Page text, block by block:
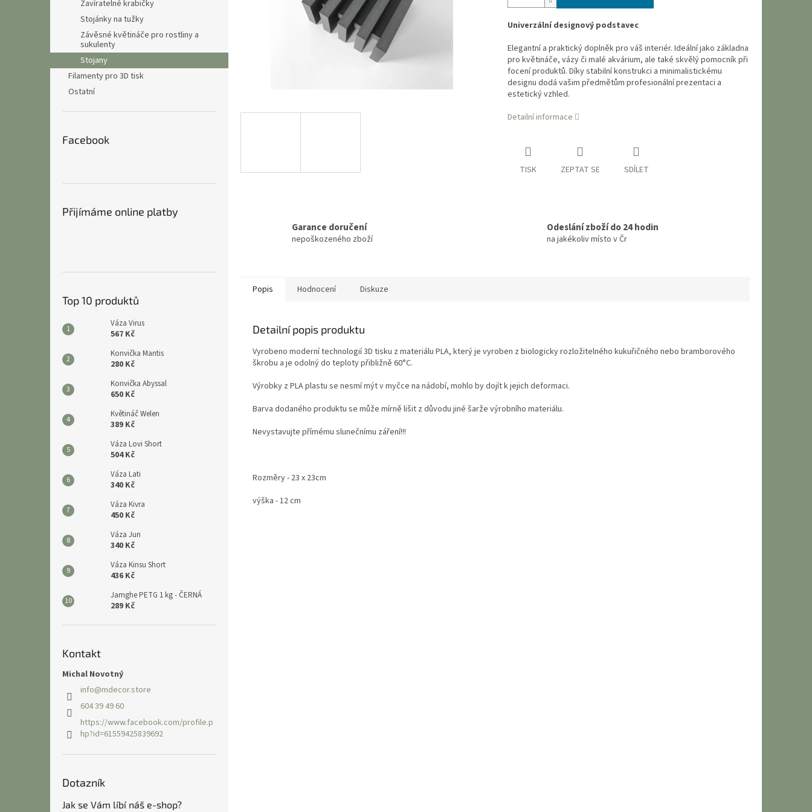
Zavíratelné krabičky
Stojánky na tužky
Závěsné květináče pro rostliny a
sukulenty
Stojany
Filamenty pro 3D tisk
Ostatní
Facebook
Přijímáme online platby
Top 10 produktů
Váza Virus
567 Kč
Konvička Mantis
280 Kč
Konvička Abyssal
650 Kč
Květináč Welen
389 Kč
Váza Lovi Short
504 Kč
Váza Lati
340 Kč
Váza Kivra
450 Kč
Váza Jun
340 Kč
Váza Kinsu Short
436 Kč
Jamghe PETG 1 kg - ČERNÁ
289 Kč
Kontakt
Michal Novotný
info@mdecor.store
604 39 49 60
https://www.facebook.com/profile.p
hp?id=61559425839692
Dotazník
Jak se Vám líbí náš e-shop?
Univerzální designový podstavec
Elegantní a praktický doplněk pro váš interiér. Ideální jako základna
pro květináče, vázy či malé akvárium, ale také skvělý pomocník při
focení produktů. Díky stabilní konstrukci a minimalistickému
designu dodá vašim předmětům profesionální prezentaci a
estetický vzhled.
Detailní informace
TISK ZEPTAT SE SDÍLET
Garance doručení
nepoškozeného zboží
Odeslání zboží do 24 hodin
na jakékoliv místo v Čr
Popis Hodnocení Diskuze
Detailní popis produktu
Vyrobeno moderní technologií 3D tisku z materiálu PLA, který je vyroben z biologicky rozložitelného kukuřičného nebo bramborového
škrobu a je odolný do teploty přibližně 60°C.
Výrobky z PLA plastu se nesmí mýt v myčce na nádobí, mohlo by dojít k jejich deformaci.
Barva dodaného produktu se může mírně lišit z důvodu jiné šarže výrobního materiálu.
Nevystavujte přímému slunečnímu záření!!!
Rozměry - 23 x 23cm
výška - 12 cm